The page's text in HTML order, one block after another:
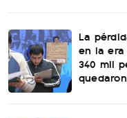
La
en la
340 mil